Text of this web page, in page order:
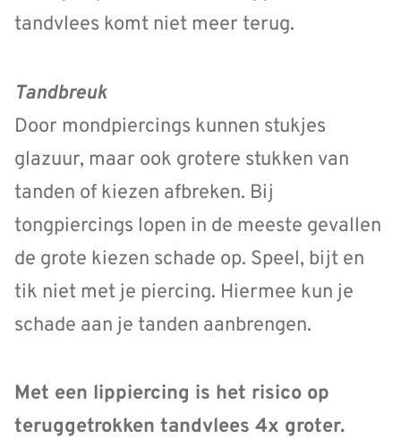
tandvlees komt niet meer terug.
Tandbreuk
Door mondpiercings kunnen stukjes
glazuur, maar ook grotere stukken van
tanden of kiezen afbreken. Bij
tongpiercings lopen in de meeste gevallen
de grote kiezen schade op. Speel, bijt en
tik niet met je piercing. Hiermee kun je
schade aan je tanden aanbrengen.
Met een lippiercing is het risico op
teruggetrokken tandvlees 4x groter.